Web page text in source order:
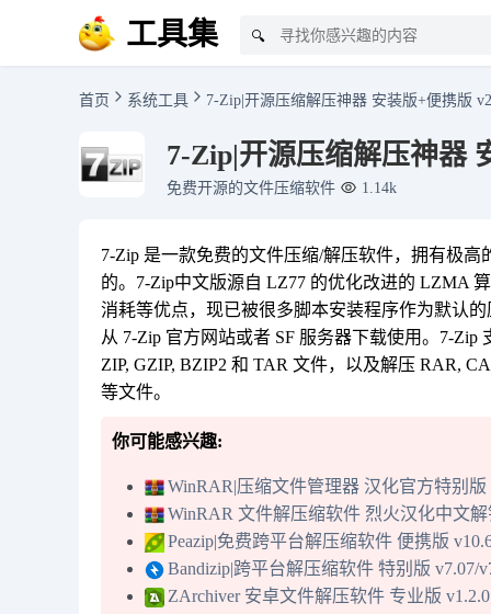
工具集 🔍
首页 系统工具 7-Zip|开源压缩解压神器 安装版+便携版
7-Zip|开源压缩解压神器
免费开源的文件压缩软件 1.14k
7-Zip 是一款免费的文件压缩/解压软件，拥有极
的。7-Zip中文版源自 LZ77 的优化改进的 LZMA
消耗等优点，现已被很多脚本安装程序作为默认
从 7-Zip 官方网站或者 SF 服务器下载使用。7-
ZIP, GZIP, BZIP2 和 TAR 文件，以及解压 RAR,
等文件。
你可能感兴趣:
WinRAR|压缩文件管理器 汉化官方特别版
WinRAR 文件解压缩软件 烈火汉化中文解
Peazip|免费跨平台解压缩软件 便携版
Bandizip|跨平台解压缩软件 特别版 v7.07/
ZArchiver 安卓文件解压软件 专业版 v1.2.0